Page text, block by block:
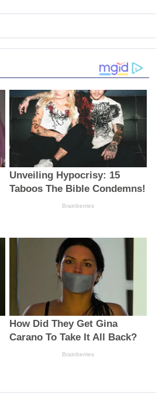
Unveiling Hypocrisy: 15
Taboos The Bible Condemns!
Brainberries
How Did They Get Gina
Carano To Take It All Back?
Brainberries